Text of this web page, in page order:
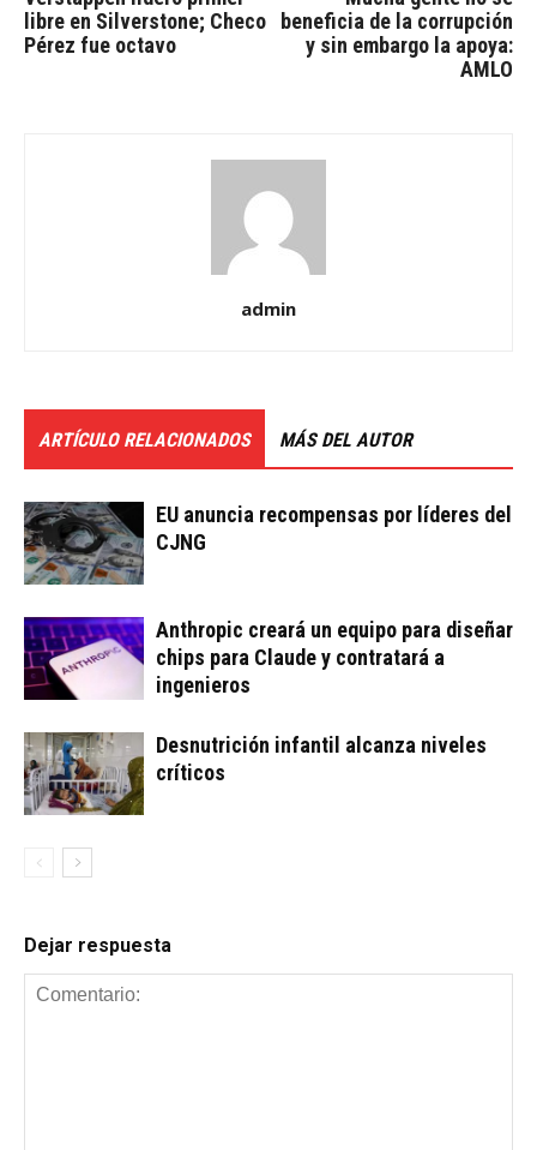
libre en Silverstone; Checo
Pérez fue octavo
beneficia de la corrupción
y sin embargo la apoya:
AMLO
admin
ARTÍCULO RELACIONADOS MÁS DEL AUTOR
EU anuncia recompensas por líderes del
CJNG
Anthropic creará un equipo ⁠para diseñar
chips para Claude y contratará a
ingenieros
Desnutrición infantil alcanza niveles
críticos
Dejar respuesta